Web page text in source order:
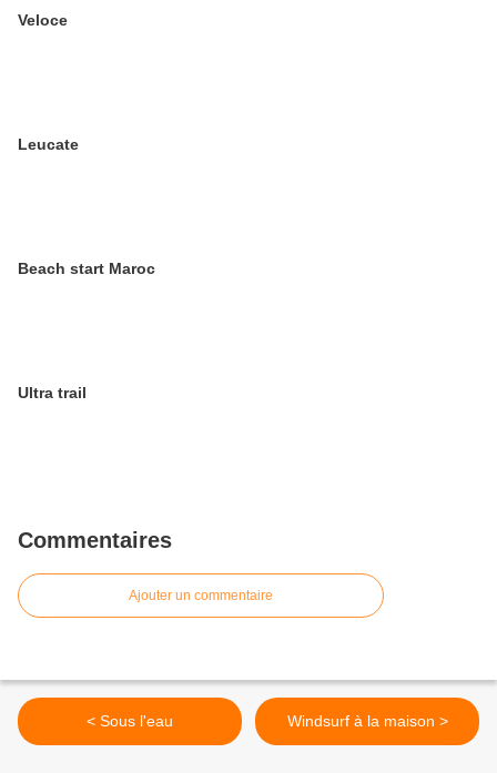
Veloce
Leucate
Beach start Maroc
Ultra trail
Commentaires
Ajouter un commentaire
< Sous l'eau Windsurf à la maison >